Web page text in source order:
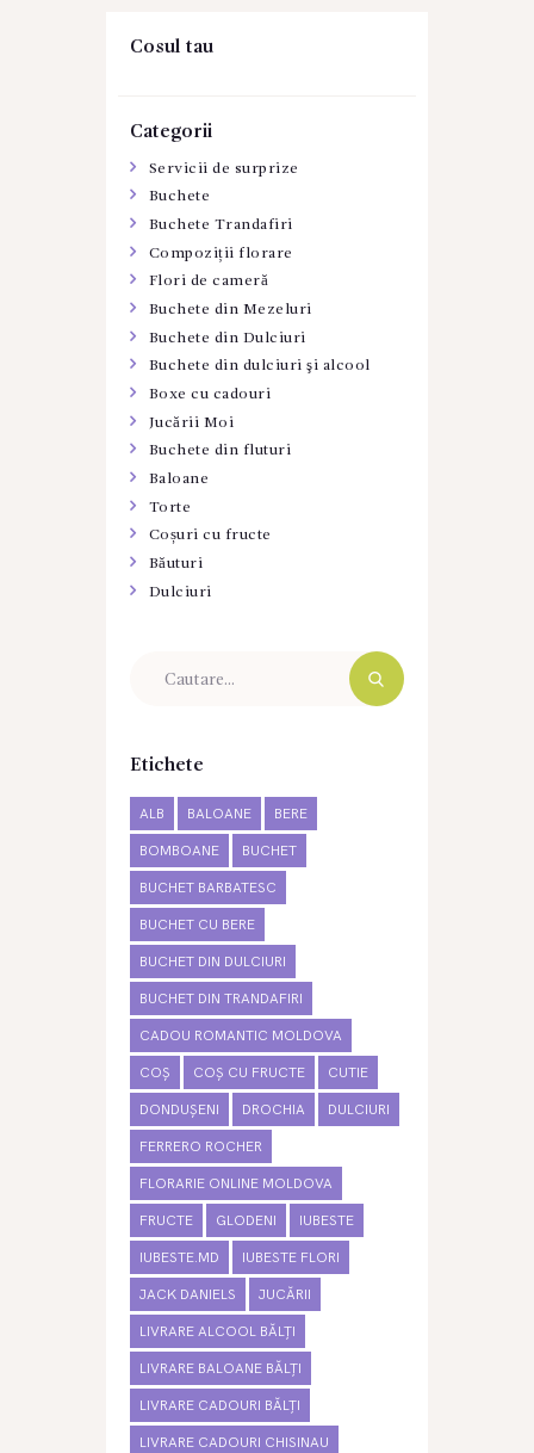
Cosul tau
Categorii
Servicii de surprize
Buchete
Buchete Trandafiri
Compoziții florare
Flori de cameră
Buchete din Mezeluri
Buchete din Dulciuri
Buchete din dulciuri şi alcool
Boxe cu cadouri
Jucării Moi
Buchete din fluturi
Baloane
Torte
Coșuri cu fructe
Băuturi
Dulciuri
Etichete
ALB BALOANE BERE
BOMBOANE BUCHET
BUCHET BARBATESC
BUCHET CU BERE
BUCHET DIN DULCIURI
BUCHET DIN TRANDAFIRI
CADOU ROMANTIC MOLDOVA
COȘ COȘ CU FRUCTE CUTIE
DONDUȘENI DROCHIA DULCIURI
FERRERO ROCHER
FLORARIE ONLINE MOLDOVA
FRUCTE GLODENI IUBESTE
IUBESTE.MD IUBESTE FLORI
JACK DANIELS JUCĂRII
LIVRARE ALCOOL BĂLȚI
LIVRARE BALOANE BĂLȚI
LIVRARE CADOURI BĂLȚI
LIVRARE CADOURI CHISINAU